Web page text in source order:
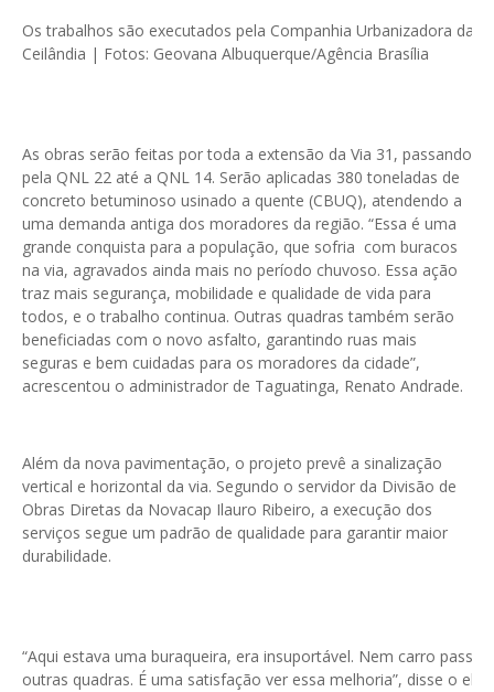
Os trabalhos são executados pela Companhia Urbanizadora da
Ceilândia | Fotos: Geovana Albuquerque/Agência Brasília
As obras serão feitas por toda a extensão da Via 31, passando
pela QNL 22 até a QNL 14. Serão aplicadas 380 toneladas de
concreto betuminoso usinado a quente (CBUQ), atendendo a
uma demanda antiga dos moradores da região. “Essa é uma
grande conquista para a população, que sofria com buracos
na via, agravados ainda mais no período chuvoso. Essa ação
traz mais segurança, mobilidade e qualidade de vida para
todos, e o trabalho continua. Outras quadras também serão
beneficiadas com o novo asfalto, garantindo ruas mais
seguras e bem cuidadas para os moradores da cidade”,
acrescentou o administrador de Taguatinga, Renato Andrade.
Além da nova pavimentação, o projeto prevê a sinalização
vertical e horizontal da via. Segundo o servidor da Divisão de
Obras Diretas da Novacap Ilauro Ribeiro, a execução dos
serviços segue um padrão de qualidade para garantir maior
durabilidade.
“Aqui estava uma buraqueira, era insuportável. Nem carro
outras quadras. É uma satisfação ver essa melhoria”, disse o